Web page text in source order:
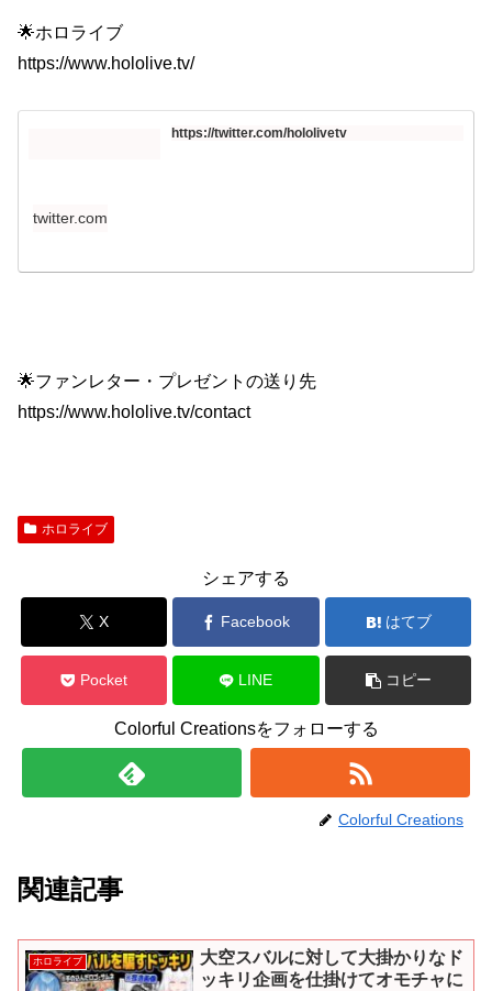
🌟ホロライブ
https://www.hololive.tv/​​​
https://twitter.com/hololivetv
twitter.com
🌟ファンレター・プレゼントの送り先
https://www.hololive.tv/contact
ホロライブ
シェアする
X Facebook はてブ
Pocket LINE コピー
Colorful Creationsをフォローする
Colorful Creations
関連記事
ホロライブ
大空スバルに対して大掛かりなド
ッキリ企画を仕掛けてオモチャに